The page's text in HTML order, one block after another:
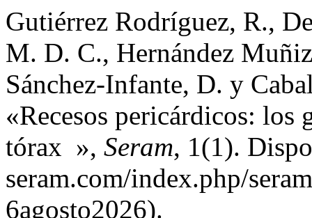
Gutiérrez Rodríguez, R.,
M. D. C., Hernández
Sánchez-Infante, D. y
«Recesos pericárdicos: los
tórax », Seram, 1(1).
seram.com/index.php/
6agosto2026).